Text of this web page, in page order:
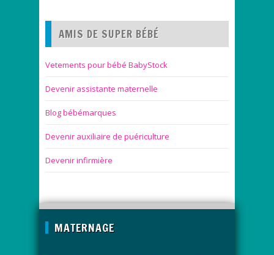
AMIS DE SUPER BÉBÉ
Vetements pour bébé BabyStock
Devenir assistante maternelle
Blog bébémarques
Devenir auxiliaire de puériculture
Devenir infirmière
MATERNAGE